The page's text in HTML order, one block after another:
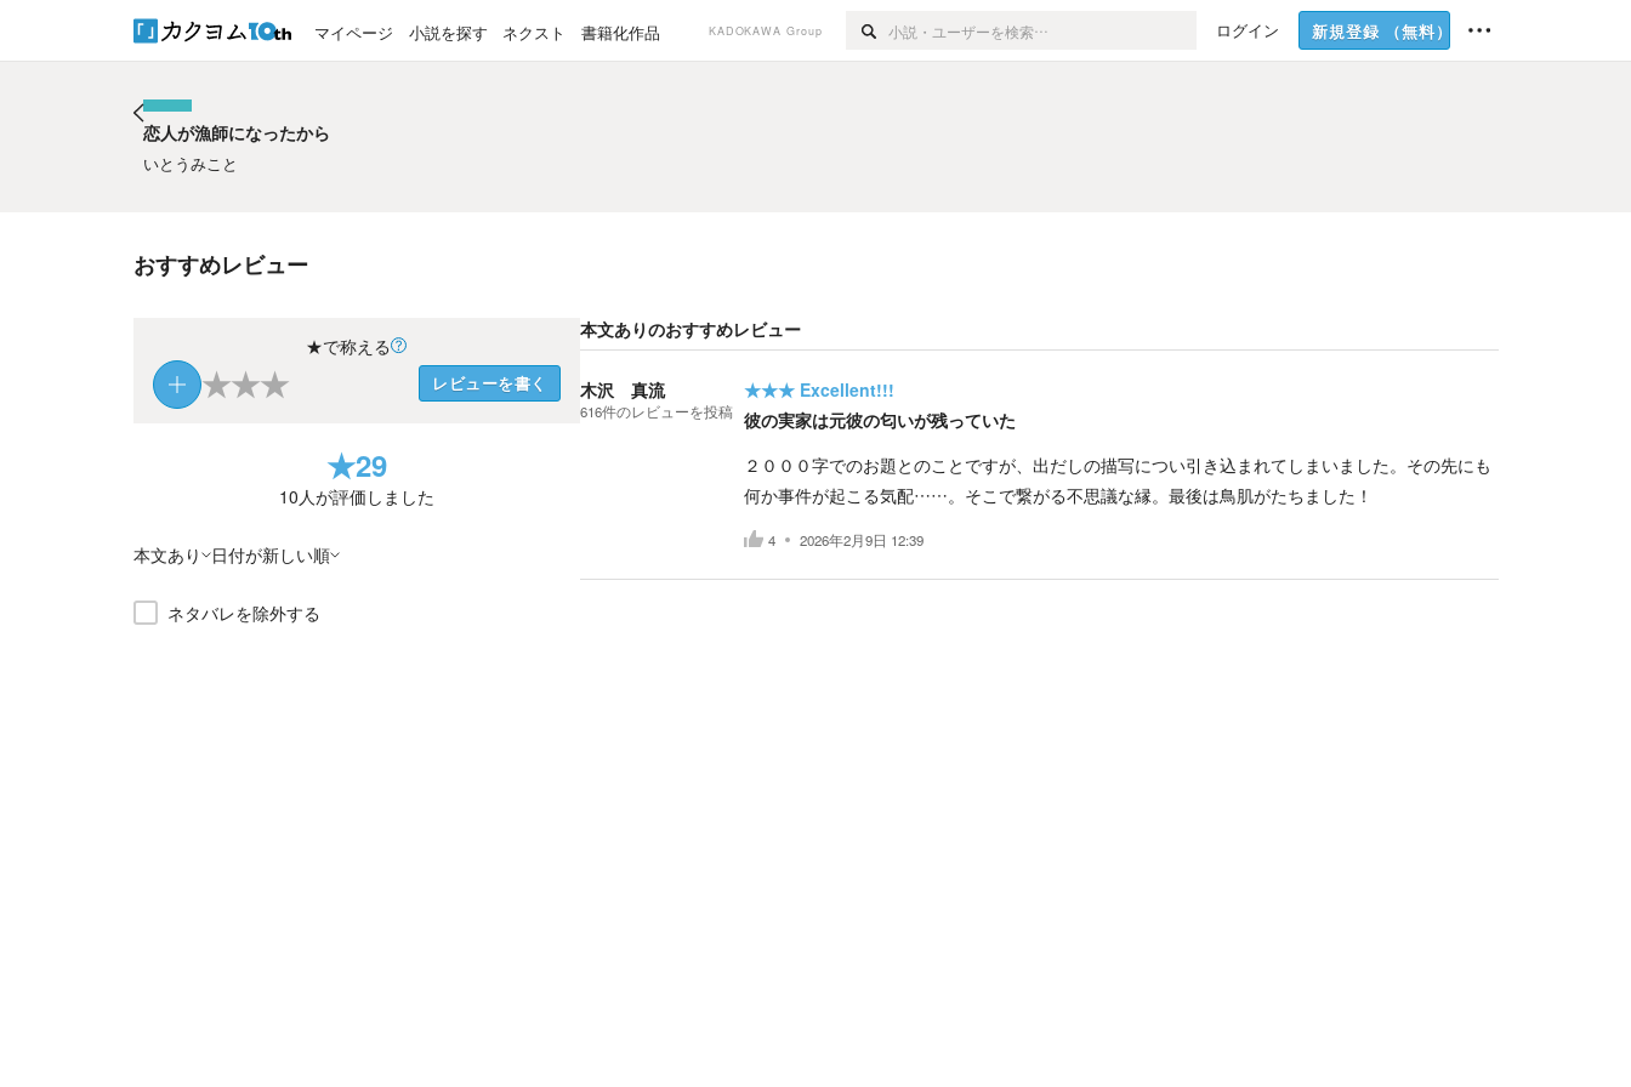
マイページ 小説を探す ネクスト 書籍化作品 KADOKAWA Group ログイン 新規登録 （無料）
恋人が漁師になったから
いとうみこと
おすすめレビュー
★で称える
★★★ レビューを書く
★29
10人が評価しました
本文あり 日付が新しい順
ネタバレを除外する
本文ありのおすすめレビュー
木沢 真流
616件のレビューを投稿
★★★ Excellent!!!
彼の実家は元彼の匂いが残っていた
２０００字でのお題とのことですが、出だしの描写につい引き込まれてしまいました。その先にも
何か事件が起こる気配……。そこで繋がる不思議な縁。最後は鳥肌がたちました！
4 2026年2月9日 12:39